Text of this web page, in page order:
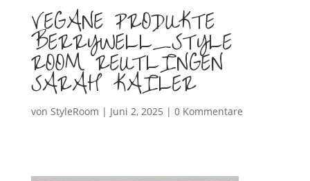
VEGANE PRODUKTE
BERRYWELL_STYLE
ROOM REUTLINGEN
SARAH KAILER
von StyleRoom | Juni 2, 2025 | 0 Kommentare